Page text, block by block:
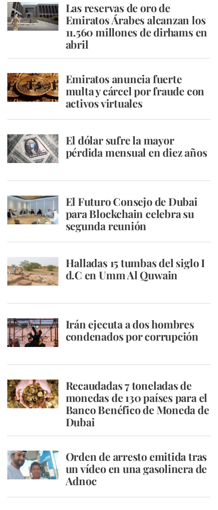
Las reservas de oro de
Emiratos Árabes alcanzan los
11.560 millones de dirhams en
abril
Emiratos anuncia fuerte
multa y cárcel por fraude con
activos virtuales
El dólar sufre la mayor
pérdida mensual en diez años
El Futuro Consejo de Dubai
para Blockchain celebra su
segunda reunión
Halladas 15 tumbas del siglo I
d.C en Umm Al Quwain
Irán ejecuta a dos hombres
condenados por corrupción
Recaudadas 7 toneladas de
monedas de 130 países para el
Banco Benéfico de Moneda de
Dubai
Orden de arresto emitida tras
un vídeo en una gasolinera de
Adnoc